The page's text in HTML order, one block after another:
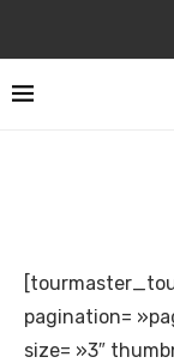
pagination=
size= »3″